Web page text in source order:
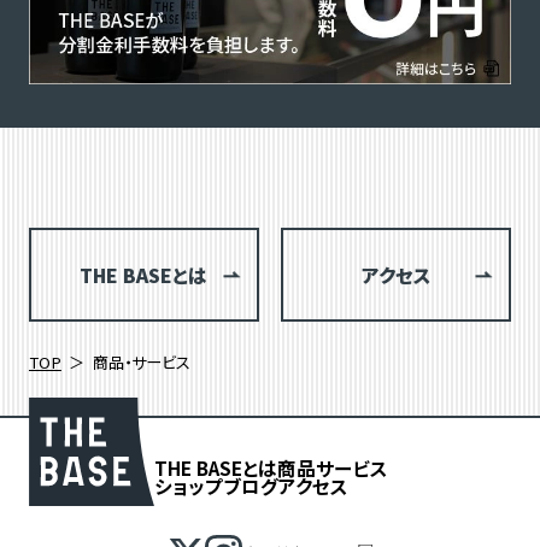
THE BASEとは アクセス
TOP 商品・サービス
THE BASEとは商品サービス
ショップブログアクセス